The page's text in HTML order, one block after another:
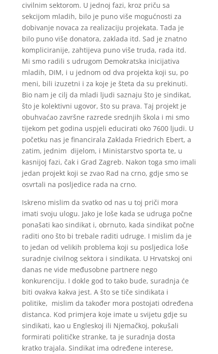
civilnim sektorom. U jednoj fazi, kroz priču sa
sekcijom mladih, bilo je puno više mogućnosti za
dobivanje novaca za realizaciju projekata. Tada je
bilo puno više donatora, zaklada itd. Sad je znatno
kompliciranije, zahtijeva puno više truda, rada itd.
Mi smo radili s udrugom Demokratska inicijativa
mladih, DIM, i u jednom od dva projekta koji su, po
meni, bili izuzetni i za koje je šteta da su prekinuti.
Bio nam je cilj da mladi ljudi saznaju što je sindikat,
što je kolektivni ugovor, što su prava. Taj projekt je
obuhvaćao završne razrede srednjih škola i mi smo
tijekom pet godina uspjeli educirati oko 7600 ljudi. U
početku nas je financirala Zaklada Friedrich Ebert, a
zatim, jednim dijelom, i Ministarstvo sporta te, u
kasnijoj fazi, čak i Grad Zagreb. Nakon toga smo imali
jedan projekt koji se zvao Rad na crno, gdje smo se
osvrtali na posljedice rada na crno.
Iskreno mislim da svatko od nas u toj priči mora
imati svoju ulogu. Jako je loše kada se udruga počne
ponašati kao sindikat i, obrnuto, kada sindikat počne
raditi ono što bi trebale raditi udruge. I mislim da je
to jedan od velikih problema koji su posljedica loše
suradnje civilnog sektora i sindikata. U Hrvatskoj oni
danas ne vide međusobne partnere nego
konkurenciju. I dokle god to tako bude, suradnja će
biti ovakva kakva jest. A što se tiče sindikata i
politike, mislim da također mora postojati određena
distanca. Kod primjera koje imate u svijetu gdje su
sindikati, kao u Engleskoj ili Njemačkoj, pokušali
formirati političke stranke, ta je suradnja dosta
kratko trajala. Sindikat ima određene interese,